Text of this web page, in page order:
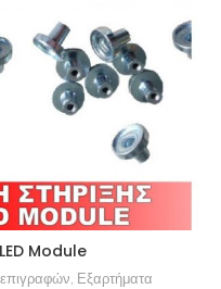
Module
Εξαρτήματα